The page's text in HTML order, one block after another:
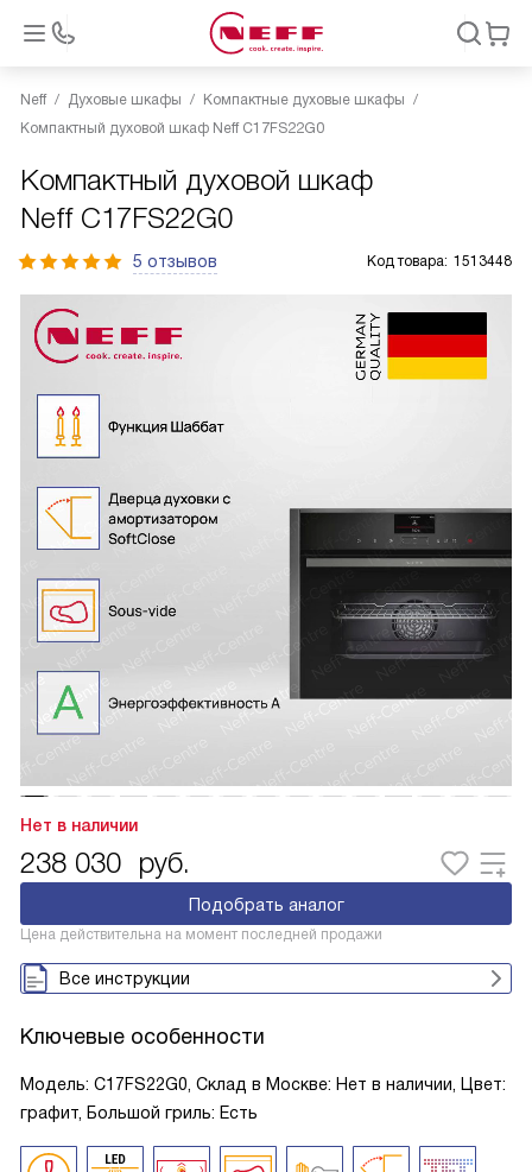
Neff Духовые шкафы
Компактные духовые шкафы
Компактный духовой шкаф Neff C17FS22G0
Компактный духовой шкаф
Neff C17FS22G0
5 отзывов Код товара: 1513448
Нет в наличии
238 030 руб.
Подобрать аналог
Цена действительна на момент последней продажи
Все инструкции
Ключевые особенности
Модель: C17FS22G0, Склад в Москве: Нет в наличии, Цвет:
графит, Большой гриль: Есть